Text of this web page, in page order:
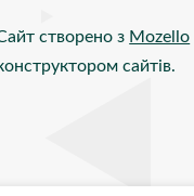
створено з Mozello
сайтів.